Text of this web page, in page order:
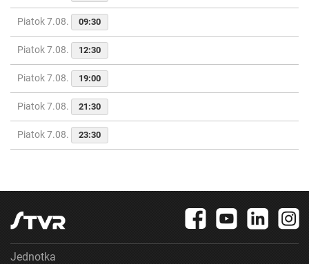
Piatok 7.08. 09:30
Piatok 7.08. 12:30
Piatok 7.08. 19:00
Piatok 7.08. 21:30
Piatok 7.08. 23:30
Jednotka